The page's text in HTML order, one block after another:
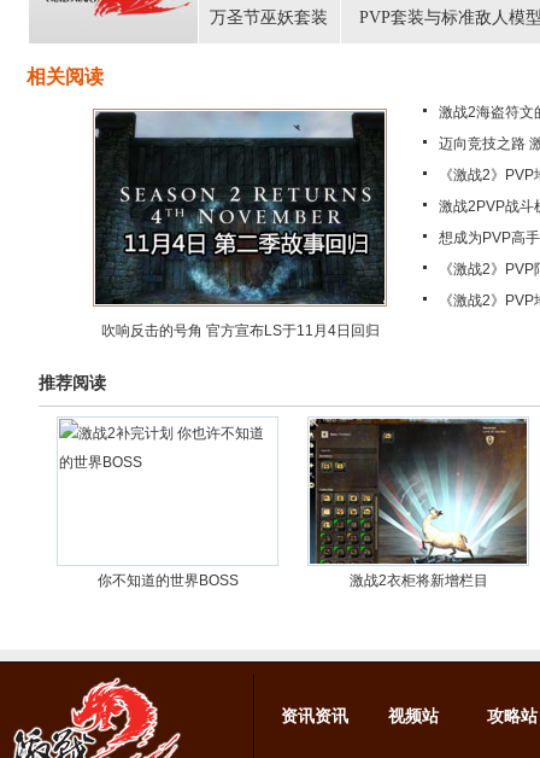
万圣节巫妖套装 PVP套装与标准敌人模
相关阅读
吹响反击的号角 官方宣布LS于11月4日回归
激战2海盗符文
迈向竞技之路
《激战2》
激战2PVP战斗
想成为PVP高
《激战2》
《激战2》
推荐阅读
你不知道的世界BOSS 激战2衣柜将新增栏目
资讯资讯 视频站 攻略站